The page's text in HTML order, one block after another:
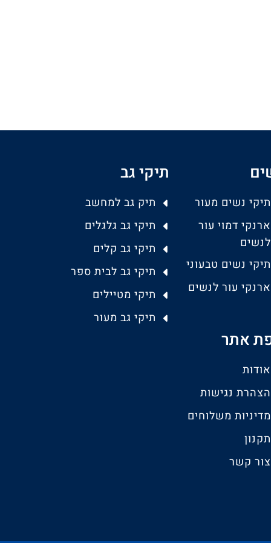
תיקי נשים מעור
ארנקי דמוי עור
לנשים
תיקי נשים טבעוני
ארנקי עור לנשים
תיקי גב
תיק גב למחשב
תיקי גב גלגלים
תיקי גב קלים
תיקי גב לבית ספר
תיקי מטיילים
תיקי גב מעור
אתר
אודות
הצהרת נגישות
מדיניות משלוחים
תקנון
צור קשר